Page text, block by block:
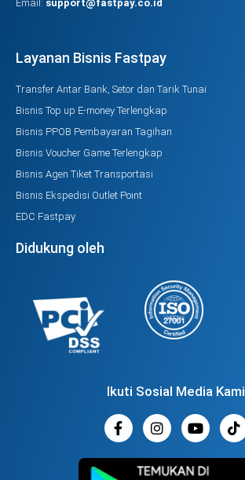
Email: support@fastpay.co.id
Layanan Bisnis Fastpay
Transfer Antar Bank, Setor dan Tarik Tunai
Bisnis Top up E-money Terlengkap
Bisnis PPOB Pembayaran Tagihan
Bisnis Voucher Game Terlengkap
Bisnis Agen Tiket Transportasi
Bisnis Ekspedisi Outlet Point
EDC Fastpay
Didukung oleh
Ikuti Sosial Media Kami